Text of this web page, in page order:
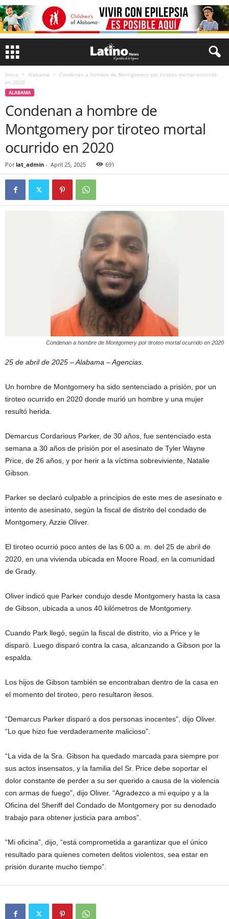
Inicio Alabama
Condenan a hombre de Montgomery por tiroteo mortal ocurrido
en 2020
ALABAMA
Condenan a hombre de
Montgomery por tiroteo mortal
ocurrido en 2020
Por lat_admin - April 25, 2025 691
Condenan a hombre de Montgomery por tiroteo mortal ocurrido en 2020
25 de abril de 2025 – Alabama – Agencias.
Un hombre de Montgomery ha sido sentenciado a prisión, por un
tiroteo ocurrido en 2020 donde murió un hombre y una mujer
resultó herida.
Demarcus Cordarious Parker, de 30 años, fue sentenciado esta
semana a 30 años de prisión por el asesinato de Tyler Wayne
Price, de 26 años, y por herir a la víctima sobreviviente, Natalie
Gibson.
Parker se declaró culpable a principios de este mes de asesinato e
intento de asesinato, según la fiscal de distrito del condado de
Montgomery, Azzie Oliver.
El tiroteo ocurrió poco antes de las 6:00 a. m. del 25 de abril de
2020, en una vivienda ubicada en Moore Road, en la comunidad
de Grady.
Oliver indicó que Parker condujo desde Montgomery hasta la casa
de Gibson, ubicada a unos 40 kilómetros de Montgomery.
Cuando Park llegó, según la fiscal de distrito, vio a Price y le
disparó. Luego disparó contra la casa, alcanzando a Gibson por la
espalda.
Los hijos de Gibson también se encontraban dentro de la casa en
el momento del tiroteo, pero resultaron ilesos.
“Demarcus Parker disparó a dos personas inocentes”, dijo Oliver.
“Lo que hizo fue verdaderamente malicioso”.
“La vida de la Sra. Gibson ha quedado marcada para siempre por
sus actos insensatos, y la familia del Sr. Price debe soportar el
dolor constante de perder a su ser querido a causa de la violencia
con armas de fuego”, dijo Oliver. “Agradezco a mi equipo y a la
Oficina del Sheriff del Condado de Montgomery por su denodado
trabajo para obtener justicia para ambos”.
“Mi oficina”, dijo, “está comprometida a garantizar que el único
resultado para quienes cometen delitos violentos, sea estar en
prisión durante mucho tiempo”.